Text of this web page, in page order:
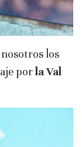
los
porlaVal